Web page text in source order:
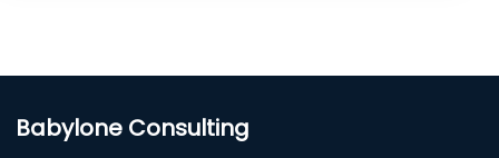
Babylone Consulting